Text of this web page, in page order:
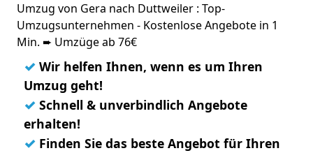
Umzug von Gera nach Duttweiler : Top-
Umzugsunternehmen - Kostenlose Angebote in 1
Min. ➨ Umzüge ab 76€
✓ Wir helfen Ihnen, wenn es um Ihren
Umzug geht!
✓ Schnell & unverbindlich Angebote
erhalten!
✓ Finden Sie das beste Angebot für Ihren